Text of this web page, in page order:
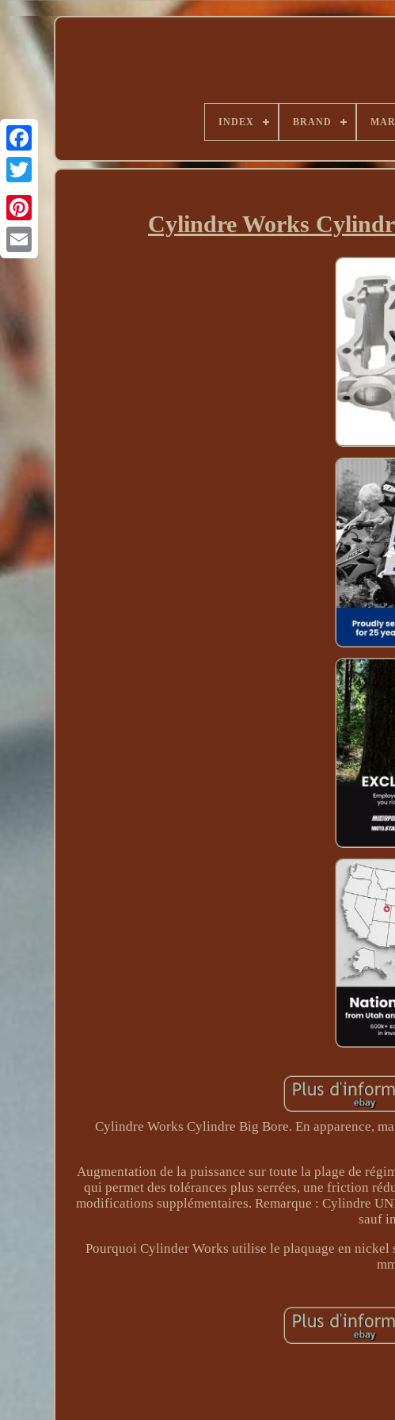
INDEX BRAND
Cylindre Works
Cylindre Works Cylindre Big Bore. En apparence,
Augmentation de la puissance sur toute la plage de
qui permet des tolérances plus serrées, une friction
modifications supplémentaires. Remarque : Cylindre
sauf
Pourquoi Cylinder Works utilise le plaquage en